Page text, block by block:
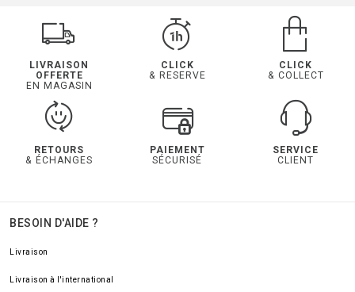
LIVRAISON
OFFERTE
EN MAGASIN
CLICK
& RESERVE
CLICK
& COLLECT
RETOURS
& ÉCHANGES
PAIEMENT
SÉCURISÉ
SERVICE
CLIENT
BESOIN D'AIDE ?
Livraison
Livraison à l'international